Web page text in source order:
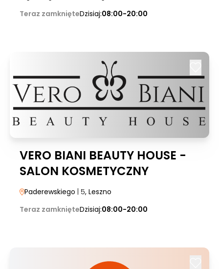
Teraz zamknięteDzisiaj:08:00-20:00
VERO BIANI BEAUTY HOUSE -
SALON KOSMETYCZNY
Paderewskiego | 5, Leszno
Teraz zamknięteDzisiaj:08:00-20:00